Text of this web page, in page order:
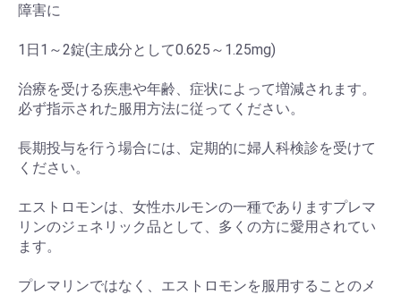
障害に
1日1～2錠(主成分として0.625～1.25mg)
治療を受ける疾患や年齢、症状によって増減されます。
必ず指示された服用方法に従ってください。
長期投与を行う場合には、定期的に婦人科検診を受けて
ください。
エストロモンは、女性ホルモンの一種でありますプレマ
リンのジェネリック品として、多くの方に愛用されてい
ます。
プレマリンではなく、エストロモンを服用することのメ